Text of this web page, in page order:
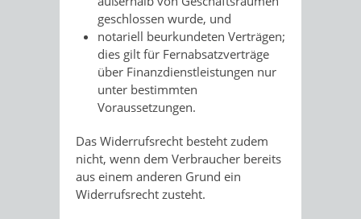
geschlossen wurde, und
notariell beurkundeten Verträgen;
dies gilt für Fernabsatzverträge
über Finanzdienstleistungen nur
unter bestimmten
Voraussetzungen.
Das Widerrufsrecht besteht zudem
nicht, wenn dem Verbraucher bereits
aus einem anderen Grund ein
Widerrufsrecht zusteht.